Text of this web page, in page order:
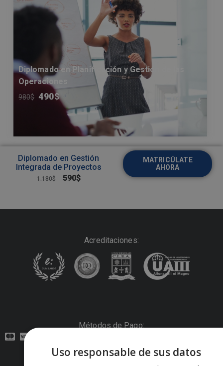
Diplomado en Planificación y Gestión de las
Operaciones
980$ 490$
Diplomado en Gestión
Integrada de Proyectos
1.180$ 590$
MATRICÚLATE
AHORA
Acreditaciones:
Métodos de Pago:
Contacto:
Uso responsable de sus datos